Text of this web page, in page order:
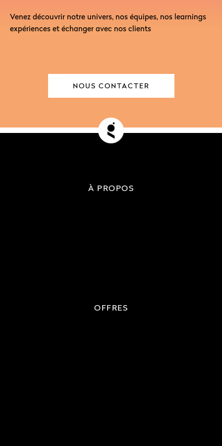
Venez découvrir notre univers, nos équipes, nos learnings
expériences et échanger avec nos clients
NOUS CONTACTER
À PROPOS
OFFRES